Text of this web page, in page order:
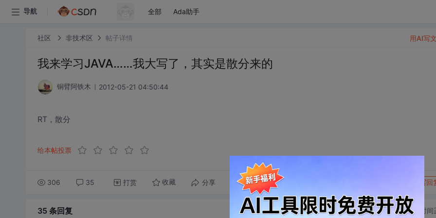
导航 全部 Ada助手
社区 非技术区 帖子详情
我来学习JAVA……我大写了，其实是散分来的
铜臂阿铁木 2012-05-21 04:50:44
RT，散分
给本帖投票
306 35 打赏 收藏 分享 转发到动态 写回
用AI写
35 条回复 切换为时间